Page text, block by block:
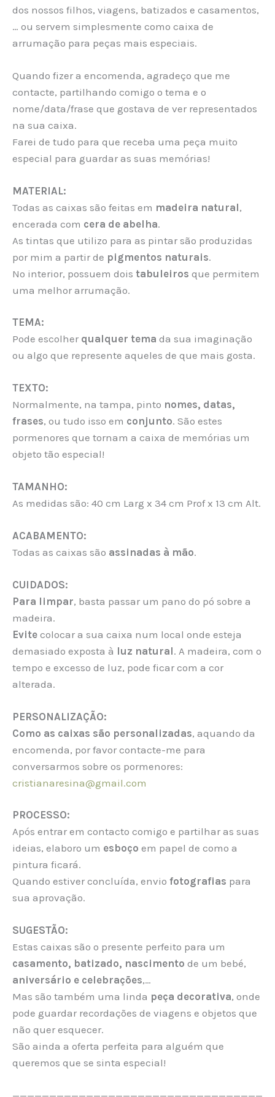
dos nossos filhos, viagens, batizados e casamentos,
… ou servem simplesmente como caixa de
arrumação para peças mais especiais.
Quando fizer a encomenda, agradeço que me
contacte, partilhando comigo o tema e o
nome/data/frase que gostava de ver representados
na sua caixa.
Farei de tudo para que receba uma peça muito
especial para guardar as suas memórias!
MATERIAL:
Todas as caixas são feitas em madeira natural,
encerada com cera de abelha.
As tintas que utilizo para as pintar são produzidas
por mim a partir de pigmentos naturais.
No interior, possuem dois tabuleiros que permitem
uma melhor arrumação.
TEMA:
Pode escolher qualquer tema da sua imaginação
ou algo que represente aqueles de que mais gosta.
TEXTO:
Normalmente, na tampa, pinto nomes, datas,
frases, ou tudo isso em conjunto. São estes
pormenores que tornam a caixa de memórias um
objeto tão especial!
TAMANHO:
As medidas são: 40 cm Larg x 34 cm Prof x 13 cm Alt.
ACABAMENTO:
Todas as caixas são assinadas à mão.
CUIDADOS:
Para limpar, basta passar um pano do pó sobre a
madeira.
Evite colocar a sua caixa num local onde esteja
demasiado exposta à luz natural. A madeira, com o
tempo e excesso de luz, pode ficar com a cor
alterada.
PERSONALIZAÇÃO:
Como as caixas são personalizadas, aquando da
encomenda, por favor contacte-me para
conversarmos sobre os pormenores:
cristianaresina@gmail.com
PROCESSO:
Após entrar em contacto comigo e partilhar as suas
ideias, elaboro um esboço em papel de como a
pintura ficará.
Quando estiver concluída, envio fotografias para
sua aprovação.
SUGESTÃO:
Estas caixas são o presente perfeito para um
casamento, batizado, nascimento de um bebé,
aniversário e celebrações,…
Mas são também uma linda peça decorativa, onde
pode guardar recordações de viagens e objetos que
não quer esquecer.
São ainda a oferta perfeita para alguém que
queremos que se sinta especial!